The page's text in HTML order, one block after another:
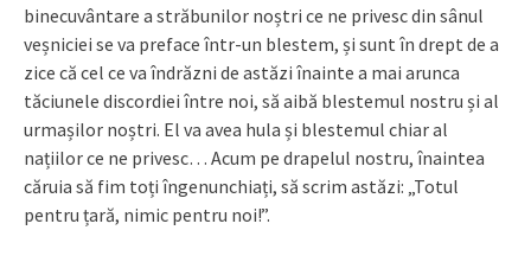
binecuvântare a străbunilor noștri ce ne privesc din sânul
veșniciei se va preface într-un blestem, și sunt în drept de a
zice că cel ce va îndrăzni de astăzi înainte a mai arunca
tăciunele discordiei între noi, să aibă blestemul nostru și al
urmașilor noștri. El va avea hula și blestemul chiar al
națiilor ce ne privesc… Acum pe drapelul nostru, înaintea
căruia să fim toți îngenunchiați, să scrim astăzi: „Totul
pentru țară, nimic pentru noi!”.